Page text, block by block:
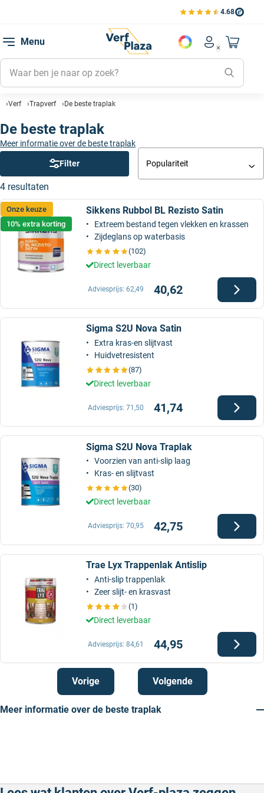
4.68
Bekijk de verfplaza
Menu
Account
Mijn
Mijn
Mijn
Naar
Verf Trapverf De beste traplak
De beste traplak
Meer informatie over de beste traplak
Filter
4 resultaten
Populariteit
Onze keuze
10% extra korting
Sikkens Rubbol BL Rezisto Satin
Extreem bestand tegen vlekken en krassen
Zijdeglans op waterbasis
(102)
Direct leverbaar
40,62
Adviesprijs: 62,49
Sigma S2U Nova Satin
Extra kras-en slijtvast
Huidvetresistent
(87)
Direct leverbaar
41,74
Adviesprijs: 71,50
Sigma S2U Nova Traplak
Voorzien van anti-slip laag
Kras- en slijtvast
(30)
Direct leverbaar
42,75
Adviesprijs: 70,95
Trae Lyx Trappenlak Antislip
Anti-slip trappenlak
Zeer slijt- en krasvast
(1)
Direct leverbaar
44,95
Adviesprijs: 84,61
Vorige Volgende
Meer informatie over de beste traplak